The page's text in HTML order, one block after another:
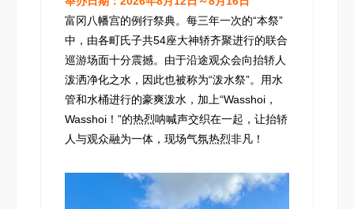
富冈八幡宫的例行祭典。每三年一次的“本祭”
中，由各町氏子共54座大神轿齐聚进行的联合
巡游场面十分震撼。由于沿途观众会向抬轿人
泼洒净化之水，因此也被称为“泼水祭”。用水
管和水桶进行的豪爽泼水，加上“Wasshoi，
Wasshoi！”的热烈呐喊声交织在一起，让抬轿
人与观众融为一体，现场气氛热烈非凡！